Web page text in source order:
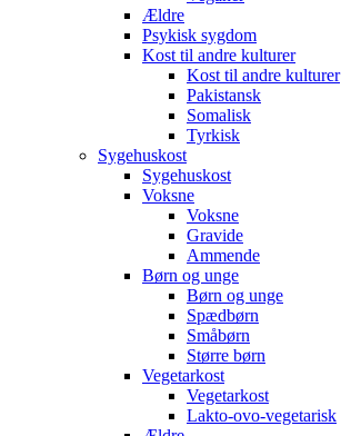
Ældre
Psykisk sygdom
Kost til andre kulturer
Kost til andre kulturer
Pakistansk
Somalisk
Tyrkisk
Sygehuskost
Sygehuskost
Voksne
Voksne
Gravide
Ammende
Børn og unge
Børn og unge
Spædbørn
Småbørn
Større børn
Vegetarkost
Vegetarkost
Lakto-ovo-vegetarisk